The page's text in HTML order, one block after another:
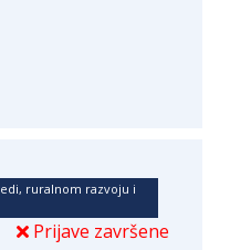
ruralnom razvoju i
Prijave završene